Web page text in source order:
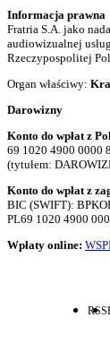
Informacja prawna
Fratria S.A. jako
audiowizualnej
Rzeczypospolitej
Organ właściwy:
Darowizny
Konto do wpłat z
69 1020 4900 0000
(tytułem:
Konto do wpłat z
BIC (SWIFT):
PL69 1020 4900
Wpłaty online:
RSS